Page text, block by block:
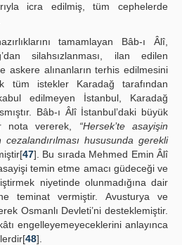
icra edilmiş, tüm cephelerde
tamamlayan Bâb-ı Âlî,
silahsızlanması, ilan edilen
askere alınanların terhis edilmesini
tüm istekler Karadağ tarafından
edilmeyen İstanbul, Karadağ
Bâb-ı Âlî İstanbul’daki büyük
nota vererek, “Hersek’te asayişin
cezalandırılması hususunda gerekli
47]. Bu sırada Mehmed Emin Âlî
temin etme amacı güdeceği ve
niyetinde olunmadığına dair
teminat vermiştir. Avusturya ve
Osmanlı Devleti’ni desteklemiştir.
engelleyemeyeceklerini anlayınca
48].